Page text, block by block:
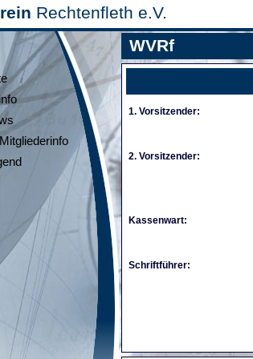
Rechtenfleth e.V.
Mitgliederinfo
WVRf
1. Vorsitzender:
2. Vorsitzender:
Kassenwart:
Schriftführer: